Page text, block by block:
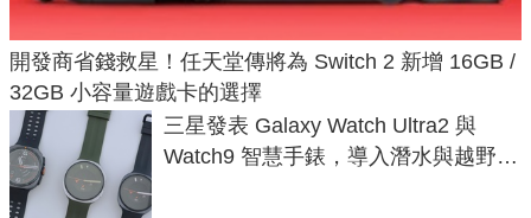
開發商省錢救星！任天堂傳將為 Switch 2 新增 16GB /
32GB 小容量遊戲卡的選擇
三星發表 Galaxy Watch Ultra2 與
Watch9 智慧手錶，導入潛水與越野跑